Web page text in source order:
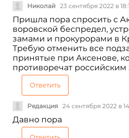
Николай 23 сентября 2022 в
Пришла пора спросить с
воровской беспредел,
замами и прокурорами в
Требую отменить все
принятые при Аксенове,
противоречат российским
Ответить
Редакция 24 сентября 2022 в
Давно пора